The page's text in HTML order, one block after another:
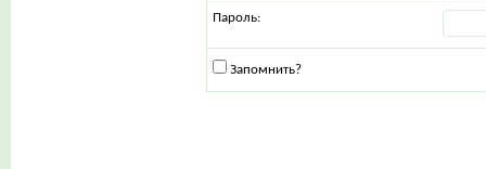
Пароль:
Запомнить?